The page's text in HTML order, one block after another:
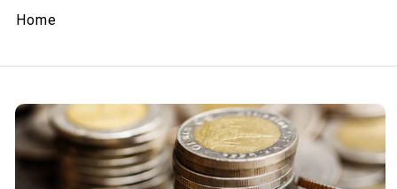
Home